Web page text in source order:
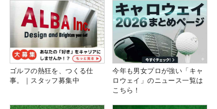
ゴルフの熱狂を、つくる仕
事。｜スタッフ募集中
今年も男女プロが強い「キャ
ロウェイ」のニュース一覧は
こちら！